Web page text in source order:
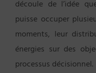
découle de l’idée
puisse occuper
moments, leur
énergies sur des
processus décisionnel.